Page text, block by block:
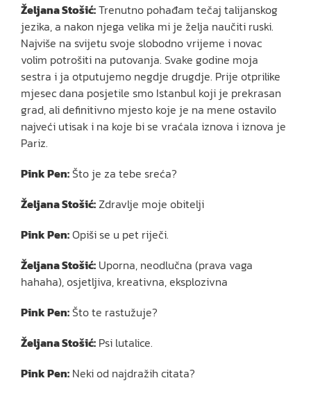
Željana Stošić:Trenutno pohađam tečaj talijanskog
jezika, a nakon njega velika mi je želja naučiti ruski.
Najviše na svijetu svoje slobodno vrijeme i novac
volim potrošiti na putovanja. Svake godine moja
sestra i ja otputujemo negdje drugdje. Prije otprilike
mjesec dana posjetile smo Istanbul koji je prekrasan
grad, ali definitivno mjesto koje je na mene ostavilo
najveći utisak i na koje bi se vraćala iznova i iznova je
Pariz.
Pink Pen: Što je za tebe sreća?
Željana Stošić:Zdravlje moje obitelji
Pink Pen:Opiši se u pet riječi.
Željana Stošić: Uporna, neodlučna (prava vaga
hahaha), osjetljiva, kreativna, eksplozivna
Pink Pen: Što te rastužuje?
Željana Stošić: Psi lutalice.
Pink Pen: Neki od najdražih citata?